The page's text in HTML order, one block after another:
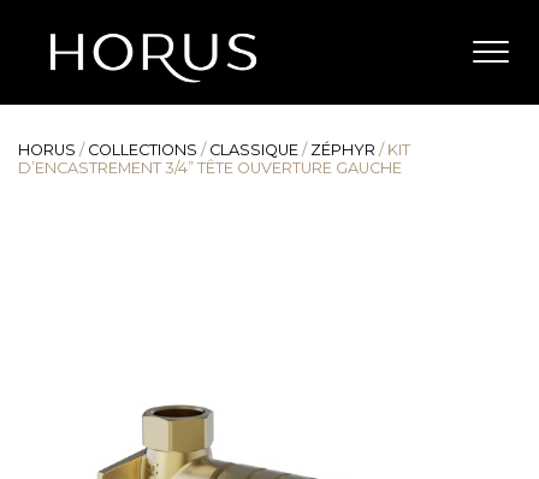
HORUS / COLLECTIONS / CLASSIQUE / ZÉPHYR / KIT
D’ENCASTREMENT 3/4” TÊTE OUVERTURE GAUCHE